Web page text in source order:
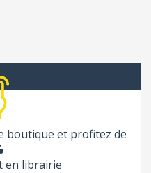
boutique et profitez de
en librairie